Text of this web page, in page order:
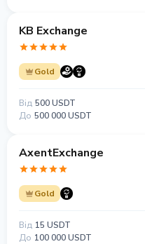
KB Exchange
Gold
Від 500 USDT
До 500 000 USDT
AxentExchange
Gold
Від 15 USDT
До 100 000 USDT